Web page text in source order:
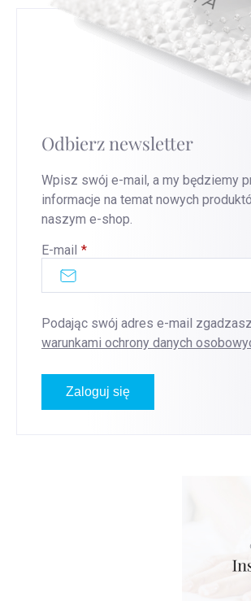
Odbierz newsletter
Wpisz swój e-mail, a my będziemy
informacje na temat nowych
naszym e-shop.
E-mail
Podając swój adres e-mail
warunkami ochrony danych
Zaloguj się